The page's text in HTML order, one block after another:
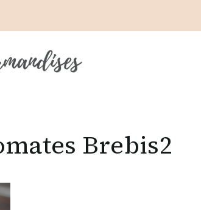
Brebis2